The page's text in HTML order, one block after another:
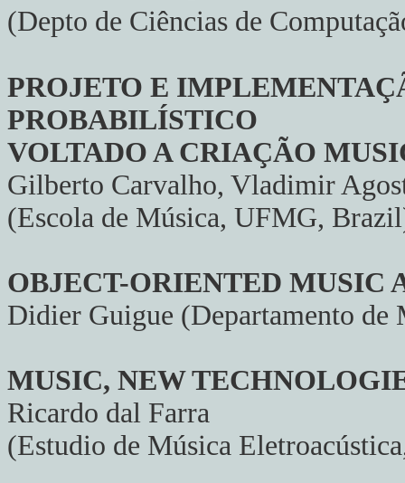
(Depto de Ciências de
PROJETO E
PROBABILÍSTICO
VOLTADO A CRIAÇÃO
Gilberto Carvalho, Vladimir
(Escola de Música, UFMG,
OBJECT-ORIENTED MUSIC
Didier Guigue (Departamento
MUSIC, NEW
Ricardo dal Farra
(Estudio de Música